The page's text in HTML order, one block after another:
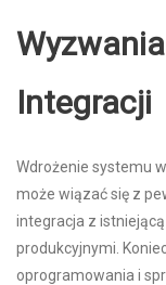
Integracji
Wdrożenie systemu
może wiązać się z
integracja z
produkcyjnymi.
oprogramowania i